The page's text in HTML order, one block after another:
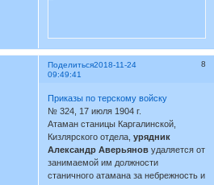
Поделиться 8
2018-11-24
09:49:41
Приказы по терскому войску
№ 324, 17 июля 1904 г.
Атаман станицы Каргалинской,
Кизлярского отдела,урядник
Александр Аверьяновудаляется от
занимаемой им должности
станичного атамана за небрежность и